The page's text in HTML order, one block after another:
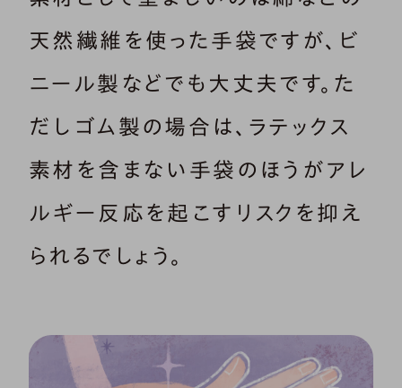
天然繊維を使った手袋ですが、ビ
ニール製などでも大丈夫です。た
だしゴム製の場合は、ラテックス
素材を含まない手袋のほうがアレ
ルギー反応を起こすリスクを抑え
られるでしょう。